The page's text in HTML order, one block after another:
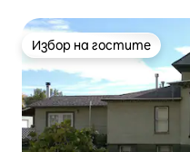
Избор на гостите
Избор на гостите